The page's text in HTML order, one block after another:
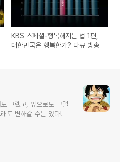
KBS 스페셜-행복해지는 법 1편,
대한민국은 행복한가? 다큐 방송
그랬고, 앞으로도 그럴
도 변해갈 수는 있다!